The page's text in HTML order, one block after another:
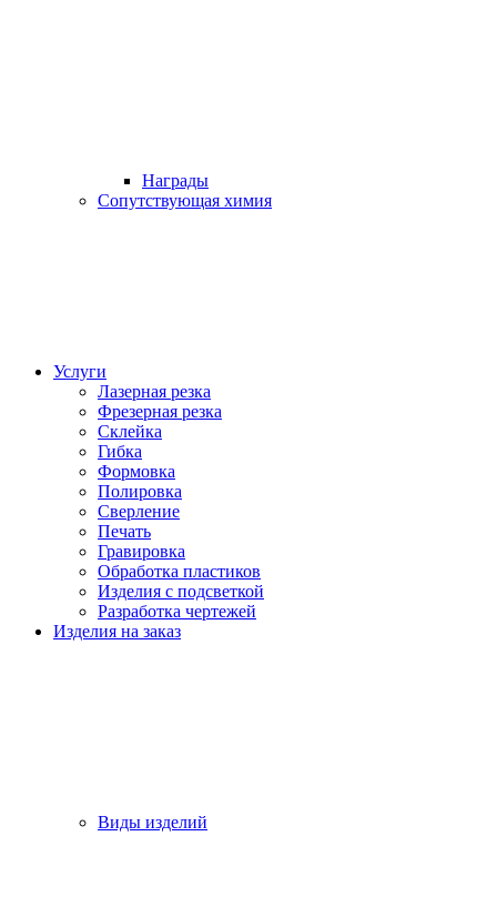
Награды
Сопутствующая химия
Услуги
Лазерная резка
Фрезерная резка
Склейка
Гибка
Формовка
Полировка
Сверление
Печать
Гравировка
Обработка пластиков
Изделия с подсветкой
Разработка чертежей
Изделия на заказ
Виды изделий